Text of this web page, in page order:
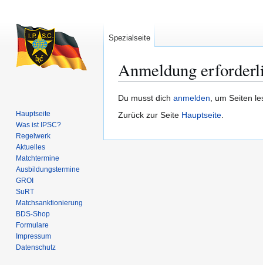
Anmeldung
Zur
Navigation
Zur
Suche
Du musst dich anmelden, um Seiten
Zurück zur Seite Hauptseite.
Spezialseite
Hauptseite
Was ist IPSC?
Regelwerk
Aktuelles
Matchtermine
Ausbildungs­termine
GROI
SuRT
Match­sanktionierung
BDS-Shop
Formulare
Impressum
Datenschutz